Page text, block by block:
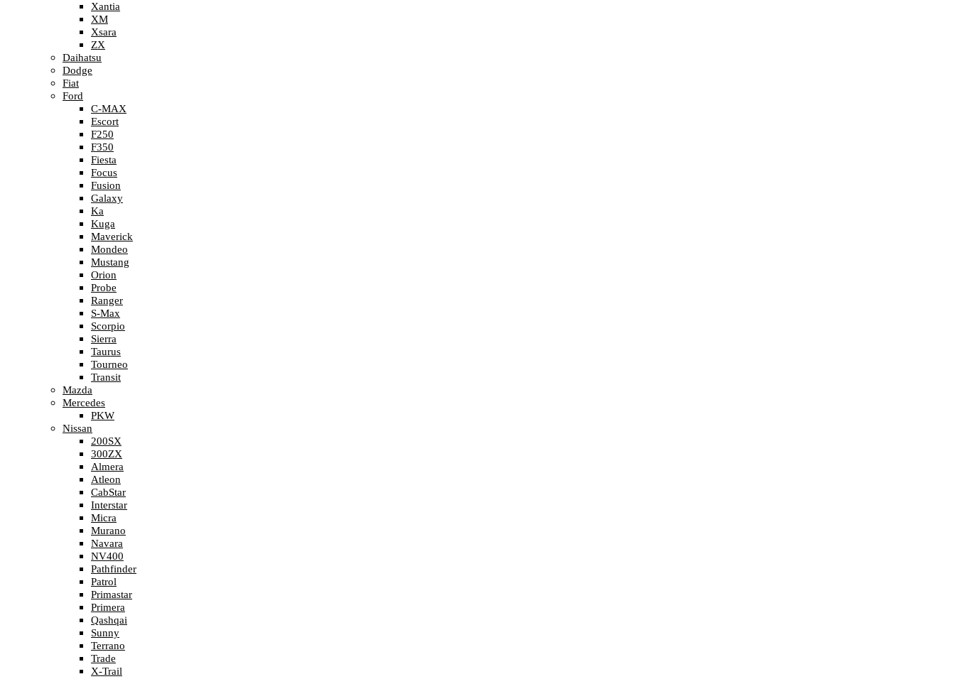
Xantia
XM
Xsara
ZX
Daihatsu
Dodge
Fiat
Ford
C-MAX
Escort
F250
F350
Fiesta
Focus
Fusion
Galaxy
Ka
Kuga
Maverick
Mondeo
Mustang
Orion
Probe
Ranger
S-Max
Scorpio
Sierra
Taurus
Tourneo
Transit
Mazda
Mercedes
PKW
Nissan
200SX
300ZX
Almera
Atleon
CabStar
Interstar
Micra
Murano
Navara
NV400
Pathfinder
Patrol
Primastar
Primera
Qashqai
Sunny
Terrano
Trade
X-Trail